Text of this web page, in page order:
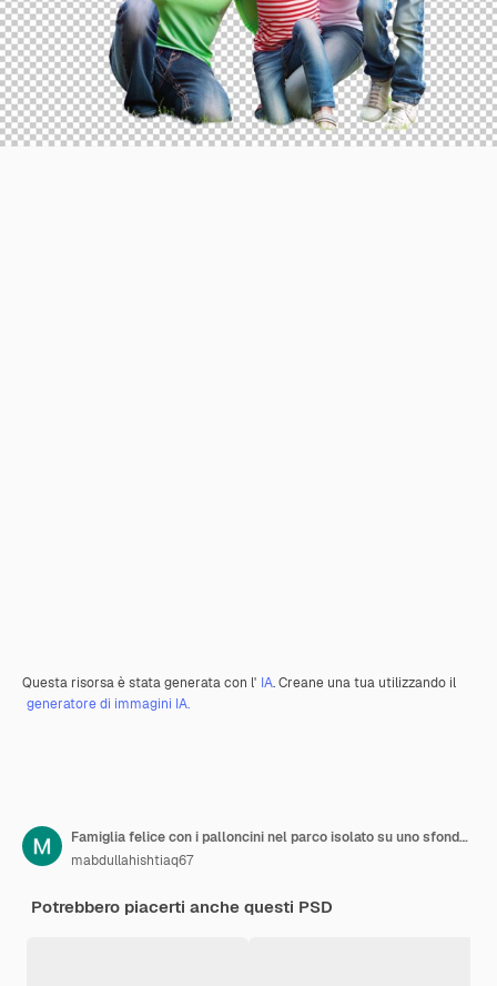
Questa risorsa è stata generata con l' IA. Creane una tua utilizzando il
generatore di immagini IA.
Famiglia felice con i palloncini nel parco isolato su uno sfondo trasparente
mabdullahishtiaq67
Potrebbero piacerti anche questi PSD